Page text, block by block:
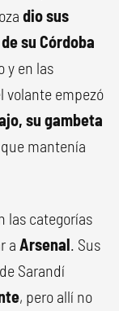
dio sus
su Córdoba
y en las
volante empezó
su gambeta
que mantenía
las categorías
a Arsenal. Sus
Sarandí
, pero allí no